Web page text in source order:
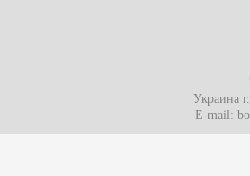
Украина
E-mail: